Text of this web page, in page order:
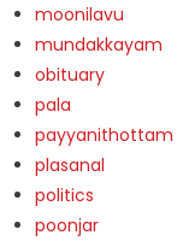
moonilavu
mundakkayam
obituary
pala
payyanithottam
plasanal
politics
poonjar